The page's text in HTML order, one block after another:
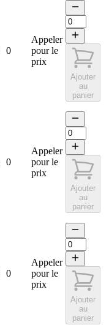
0
Appeler
pour le
prix
Ajouter
au
panier
0
Appeler
pour le
prix
Ajouter
au
panier
0
Appeler
pour le
prix
Ajouter
au
panier